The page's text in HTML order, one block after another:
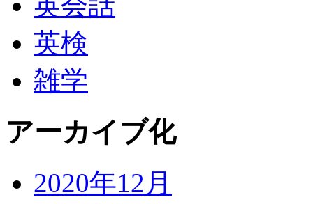
英検
雑学
アーカイブ化
2020年12月